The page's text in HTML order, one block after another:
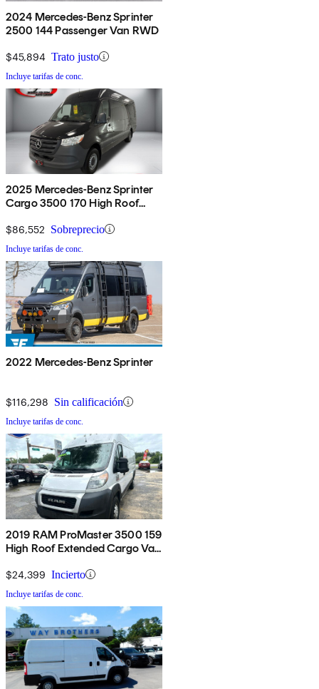
2024 Mercedes-Benz Sprinter
2500 144 Passenger Van RWD
$45,894 Trato justo
Incluye tarifas de conc.
2025 Mercedes-Benz Sprinter
Cargo 3500 170 High Roof
$86,552 Sobreprecio
Incluye tarifas de conc.
2022 Mercedes-Benz Sprinter
$116,298 Sin calificación
Incluye tarifas de conc.
2019 RAM ProMaster 3500 159
High Roof Extended Cargo Van
$24,399 Incierto
Incluye tarifas de conc.